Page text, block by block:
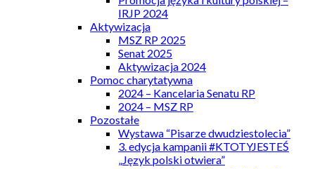
IRJP 2024
Aktywizacja
MSZ RP 2025
Senat 2025
Aktywizacja 2024
Pomoc charytatywna
2024 – Kancelaria Senatu RP
2024 – MSZ RP
Pozostałe
Wystawa “Pisarze dwudziestolecia”
3. edycja kampanii #KTOTYJESTEŚ
„Język polski otwiera”